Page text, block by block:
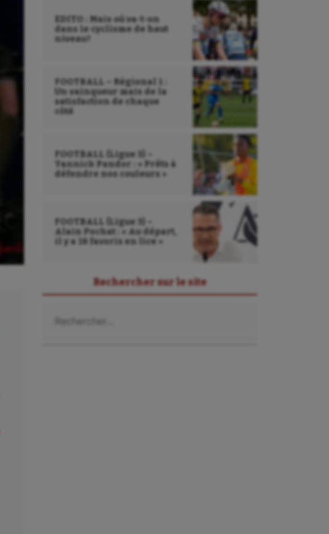
EDITO : Mais où va-t-on
dans le cyclisme de haut
niveau?
FOOTBALL – Régional 1 :
Un vainqueur mais de la
satisfaction de chaque
côté
FOOTBALL (Ligue 3) –
Yannick Pandor : « Prêts à
défendre nos couleurs »
FOOTBALL (Ligue 3) –
Alain Pochat : « Au départ,
il y a 18 favoris en lice »
Rechercher sur le site